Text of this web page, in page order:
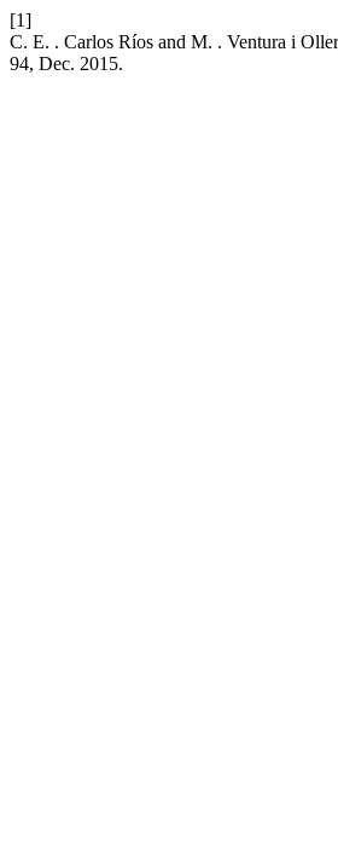
[1]
C. E. . Carlos Ríos and M. . Ventura i
94, Dec. 2015.